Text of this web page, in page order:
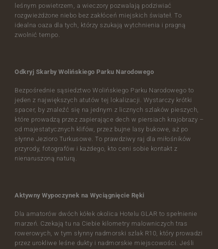
leśnym powietrzem, a wieczory pozwalają podziwiać
rozgwieżdżone niebo bez zakłóceń miejskich świateł. To
idealna oaza dla tych, którzy szukają wytchnienia i pragną
zwolnić tempo.
Odkryj Skarby Wolińskiego Parku Narodowego
Bezpośrednie sąsiedztwo Wolińskiego Parku Narodowego to
jeden z największych atutów tej lokalizacji. Wystarczy krótki
spacer, by znaleźć się na jednym z licznych szlaków pieszych,
które prowadzą przez zapierające dech w piersiach krajobrazy –
od majestatycznych klifów, przez bujne lasy bukowe, aż po
słynne Jezioro Turkusowe. To prawdziwy raj dla miłośników
przyrody, fotografów i każdego, kto ceni sobie kontakt z
nienaruszoną naturą.
Aktywny Wypoczynek na Wyciągnięcie Ręki
Dla amatorów dwóch kółek okolica Hotelu GLAR to spełnienie
marzeń. Czekają tu na Ciebie kilometry malowniczych tras
rowerowych, w tym słynny nadmorski szlak R10, który prowadzi
przez urokliwe leśne dukty i nadmorskie miejscowości. Jeśli